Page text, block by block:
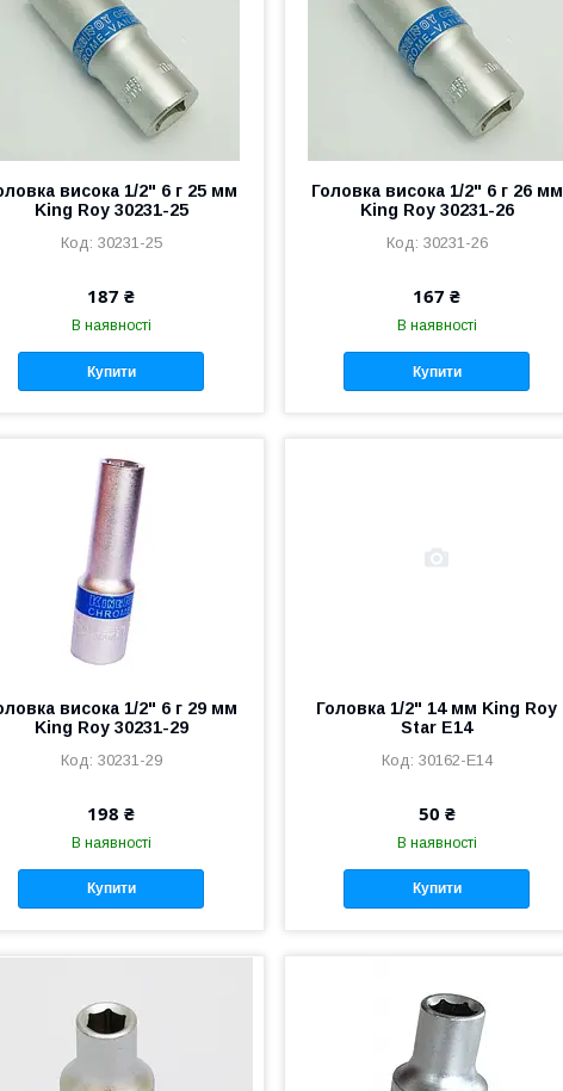
висока 1/2" 6 г 25 мм
King Roy 30231-25
30231-25
187 ₴
В наявності
Купити
Головка висока 1/2" 6 г 26 мм
King Roy 30231-26
30231-26
167 ₴
В наявності
Купити
висока 1/2" 6 г 29 мм
King Roy 30231-29
30231-29
198 ₴
В наявності
Купити
Головка 1/2" 14 мм King Roy
Star E14
30162-E14
50 ₴
В наявності
Купити